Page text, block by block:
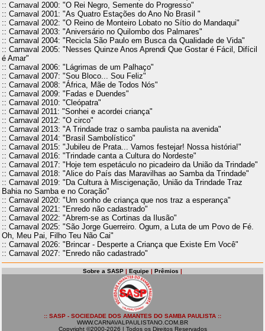
:: Carnaval 2000: "O Rei Negro, Semente do Progresso"
:: Carnaval 2001: "As Quatro Estações do Ano No Brasil "
:: Carnaval 2002: "O Reino de Monteiro Lobato no Sítio do Mandaqui"
:: Carnaval 2003: "Aniversário no Quilombo dos Palmares"
:: Carnaval 2004: "Recicla São Paulo em Busca da Qualidade de Vida"
:: Carnaval 2005: "Nesses Quinze Anos Aprendi Que Gostar é Fácil, Difícil
é Amar"
:: Carnaval 2006: "Lágrimas de um Palhaço"
:: Carnaval 2007: "Sou Bloco... Sou Feliz"
:: Carnaval 2008: "África, Mãe de Todos Nós"
:: Carnaval 2009: "Fadas e Duendes"
:: Carnaval 2010: "Cleópatra"
:: Carnaval 2011: "Sonhei e acordei criança"
:: Carnaval 2012: "O circo"
:: Carnaval 2013: "A Trindade traz o samba paulista na avenida"
:: Carnaval 2014: "Brasil Sambolístico"
:: Carnaval 2015: "Jubileu de Prata... Vamos festejar! Nossa história!"
:: Carnaval 2016: "Trindade canta a Cultura do Nordeste"
:: Carnaval 2017: "Hoje tem espetáculo no picadeiro da União da Trindade"
:: Carnaval 2018: "Alice do País das Maravilhas ao Samba da Trindade"
:: Carnaval 2019: "Da Cultura à Miscigenação, União da Trindade Traz
Bahia no Samba e no Coração"
:: Carnaval 2020: "Um sonho de criança que nos traz a esperança"
:: Carnaval 2021: "Enredo não cadastrado"
:: Carnaval 2022: "Abrem-se as Cortinas da Ilusão"
:: Carnaval 2025: "São Jorge Guerreiro. Ogum, a Luta de um Povo de Fé.
Oh, Meu Pai, Filho Teu Não Cai"
:: Carnaval 2026: "Brincar - Desperte a Criança que Existe Em Você"
:: Carnaval 2027: "Enredo não cadastrado"
Sobre a SASP | Equipe | Prêmios |
:: SASP - SOCIEDADE DOS AMANTES DO SAMBA PAULISTA ::
WWW.CARNAVALPAULISTANO.COM.BR
Copyright ©2000-2026 | Todos os Direitos Reservados